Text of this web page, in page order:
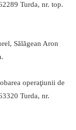
Turda, nr. top.
Sălăgean Aron
operaţiunii de
Turda, nr.